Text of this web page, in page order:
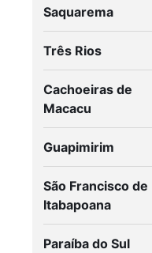
Saquarema
Três Rios
Cachoeiras de
Macacu
Guapimirim
São Francisco de
Itabapoana
Paraíba do Sul